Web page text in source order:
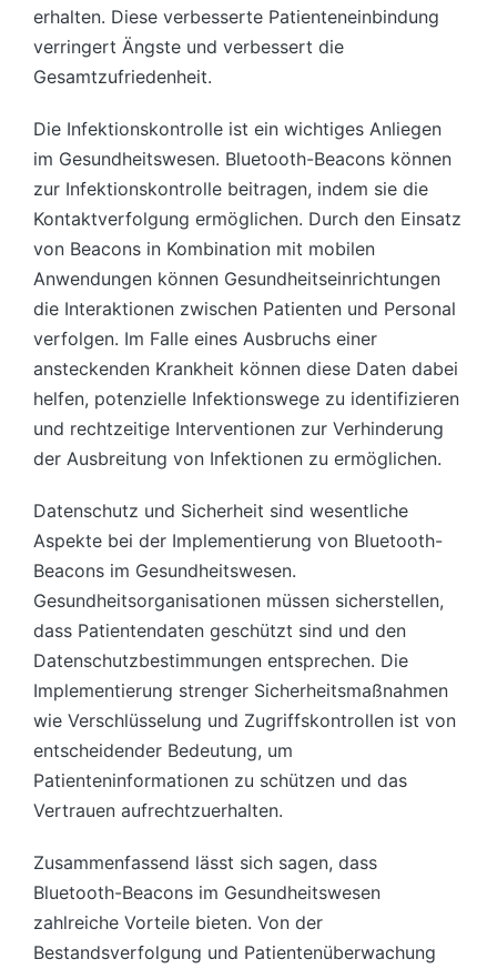
erhalten. Diese verbesserte Patienteneinbindung
verringert Ängste und verbessert die
Gesamtzufriedenheit.
Die Infektionskontrolle ist ein wichtiges Anliegen
im Gesundheitswesen. Bluetooth-Beacons können
zur Infektionskontrolle beitragen, indem sie die
Kontaktverfolgung ermöglichen. Durch den Einsatz
von Beacons in Kombination mit mobilen
Anwendungen können Gesundheitseinrichtungen
die Interaktionen zwischen Patienten und Personal
verfolgen. Im Falle eines Ausbruchs einer
ansteckenden Krankheit können diese Daten dabei
helfen, potenzielle Infektionswege zu identifizieren
und rechtzeitige Interventionen zur Verhinderung
der Ausbreitung von Infektionen zu ermöglichen.
Datenschutz und Sicherheit sind wesentliche
Aspekte bei der Implementierung von Bluetooth-
Beacons im Gesundheitswesen.
Gesundheitsorganisationen müssen sicherstellen,
dass Patientendaten geschützt sind und den
Datenschutzbestimmungen entsprechen. Die
Implementierung strenger Sicherheitsmaßnahmen
wie Verschlüsselung und Zugriffskontrollen ist von
entscheidender Bedeutung, um
Patienteninformationen zu schützen und das
Vertrauen aufrechtzuerhalten.
Zusammenfassend lässt sich sagen, dass
Bluetooth-Beacons im Gesundheitswesen
zahlreiche Vorteile bieten. Von der
Bestandsverfolgung und Patientenüberwachung